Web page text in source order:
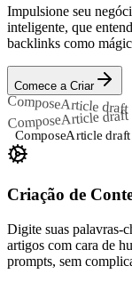
Impulsione seu
inteligente, que
backlinks como
Comece a Criar
ComposeArticle draft
ComposeArticle draft
ComposeArticle draft
Criação de
Digite suas palavras-
artigos com cara de
prompts, sem